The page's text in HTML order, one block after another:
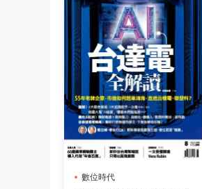
數位時代